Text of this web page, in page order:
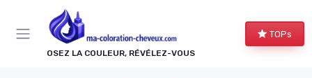
OSEZ LA COULEUR, RÉVÉLEZ-VOUS
TOPs
Panneau de gestion des cookies